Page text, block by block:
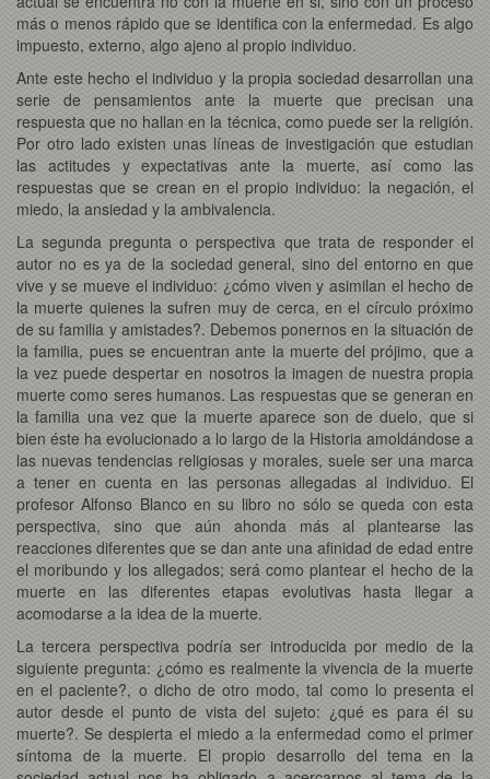
más o menos rápido que se identifica con la enfermedad. Es algo
impuesto, externo, algo ajeno al propio individuo.
Ante este hecho el individuo y la propia sociedad desarrollan una
serie de pensamientos ante la muerte que precisan una
respuesta que no hallan en la técnica, como puede ser la religión.
Por otro lado existen unas líneas de investigación que estudian
las actitudes y expectativas ante la muerte, así como las
respuestas que se crean en el propio individuo: la negación, el
miedo, la ansiedad y la ambivalencia.
La segunda pregunta o perspectiva que trata de responder el
autor no es ya de la sociedad general, sino del entorno en que
vive y se mueve el individuo: ¿cómo viven y asimilan el hecho de
la muerte quienes la sufren muy de cerca, en el círculo próximo
de su familia y amistades?. Debemos ponernos en la situación de
la familia, pues se encuentran ante la muerte del prójimo, que a
la vez puede despertar en nosotros la imagen de nuestra propia
muerte como seres humanos. Las respuestas que se generan en
la familia una vez que la muerte aparece son de duelo, que si
bien éste ha evolucionado a lo largo de la Historia amoldándose a
las nuevas tendencias religiosas y morales, suele ser una marca
a tener en cuenta en las personas allegadas al individuo. El
profesor Alfonso Blanco en su libro no sólo se queda con esta
perspectiva, sino que aún ahonda más al plantearse las
reacciones diferentes que se dan ante una afinidad de edad entre
el moribundo y los allegados; será como plantear el hecho de la
muerte en las diferentes etapas evolutivas hasta llegar a
acomodarse a la idea de la muerte.
La tercera perspectiva podría ser introducida por medio de la
siguiente pregunta: ¿cómo es realmente la vivencia de la muerte
en el paciente?, o dicho de otro modo, tal como lo presenta el
autor desde el punto de vista del sujeto: ¿qué es para él su
muerte?. Se despierta el miedo a la enfermedad como el primer
síntoma de la muerte. El propio desarrollo del tema en la